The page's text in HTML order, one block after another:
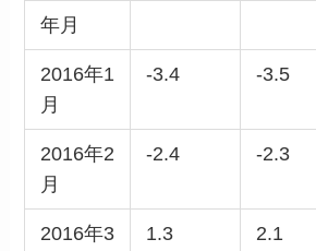
年月
2016年1
月
-3.4 -3.5
2016年2
月
-2.4 -2.3
2016年3
1.3 2.1